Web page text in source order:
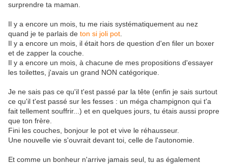
surprendre ta maman.
Il y a encore un mois, tu me riais systématiquement au nez
quand je te parlais de ton si joli pot
Il y a encore un mois, il était hors de question d'en filer un boxer
et de zapper la couche.
Il y a encore un mois, à chacune de mes propositions d'essayer
les toilettes, j'avais un grand NON catégorique.
Je ne sais pas ce qu'il t'est passé par la tête (enfin je sais surtout
ce qu'il t'est passé sur les fesses : un méga champignon qui t'a
fait tellement souffrir...) et en quelques jours, tu étais aussi propre
que ton frère.
Fini les couches, bonjour le pot et vive le réhausseur.
Une nouvelle vie s'ouvrait devant toi, celle de l'autonomie.
Et comme un bonheur n'arrive jamais seul, tu as également